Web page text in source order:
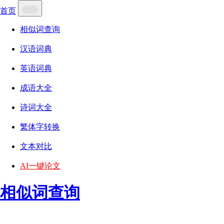
首页
相似词查询
汉语词典
英语词典
成语大全
诗词大全
繁体字转换
文本对比
AI一键论文
相似词查询